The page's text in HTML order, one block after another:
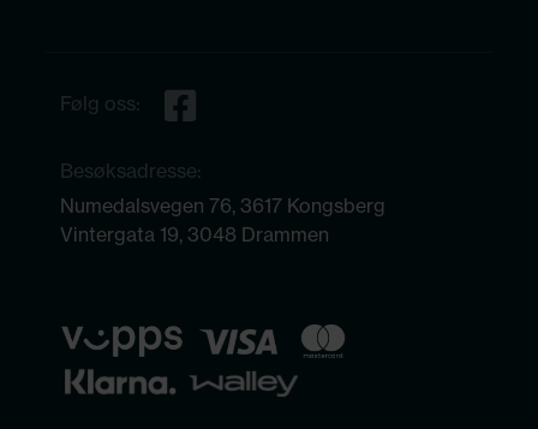
Følg oss:
Besøksadresse:
Numedalsvegen 76, 3617 Kongsberg
Vintergata 19, 3048 Drammen